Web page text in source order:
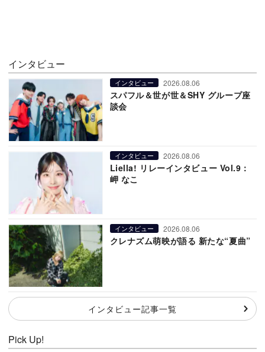
インタビュー
インタビュー 2026.08.06
スパフル＆世が世＆SHY グループ座
談会
インタビュー 2026.08.06
Liella! リレーインタビュー Vol.9：
岬 なこ
インタビュー 2026.08.06
クレナズム萌映が語る 新たな“夏曲”
インタビュー記事一覧
Pick Up!